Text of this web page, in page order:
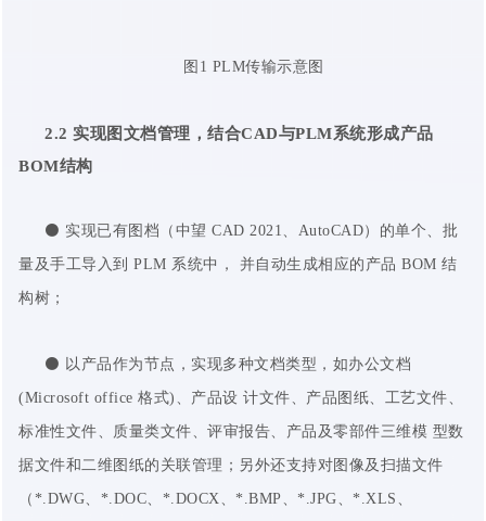
图1 PLM传输示意图
2.2 实现图文档管理 ，结合CAD与PLM系统形成产品
BOM结构
⚫ 实现已有图档（中望 CAD 2021、AutoCAD）的单个、批
量及手工导入到 PLM 系统中， 并自动生成相应的产品 BOM 结
构树；
⚫ 以产品作为节点，实现多种文档类型，如办公文档
(Microsoft office 格式)、产品设 计文件、产品图纸、工艺文件、
标准性文件、质量类文件、评审报告、产品及零部件三维模 型数
据文件和二维图纸的关联管理；另外还支持对图像及扫描文件
（ *.DWG、*.DOC、*.DOCX、 *.BMP、*.JPG、*.XLS、